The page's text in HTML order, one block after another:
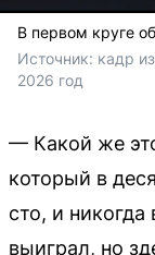
В первом круге
Источник: кадр
2026 год
— Какой же
который в
сто, и
выиграл, но